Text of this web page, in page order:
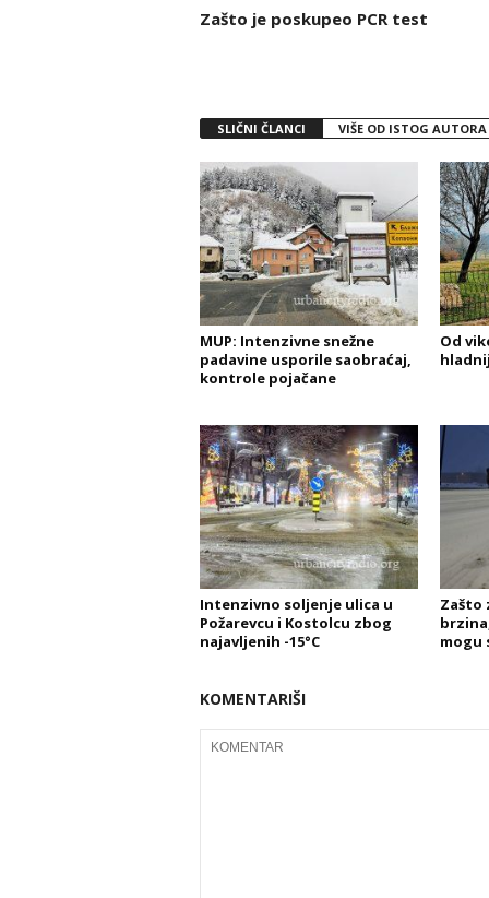
Zašto je poskupeo PCR test
SLIČNI ČLANCI VIŠE OD ISTOG AUTORA
MUP: Intenzivne snežne
padavine usporile saobraćaj,
kontrole pojačane
Od
Intenzivno soljenje ulica u
Požarevcu i Kostolcu zbog
najavljenih -15°C
Zašto
mogu
KOMENTARIŠI